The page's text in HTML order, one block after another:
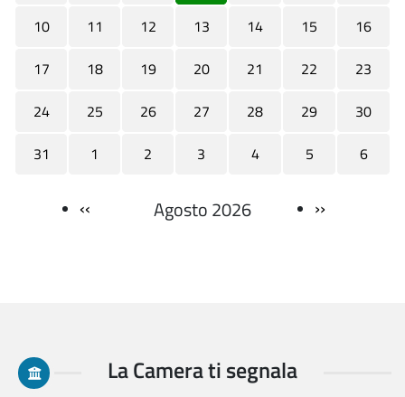
10 11 12 13 14 15
16
17
18 19 20 21 22
23
24
25 26 27 28 29
30
31
1 2 3 4 5 6
Paginazione
‹‹ ››
Agosto 2026
La Camera ti segnala